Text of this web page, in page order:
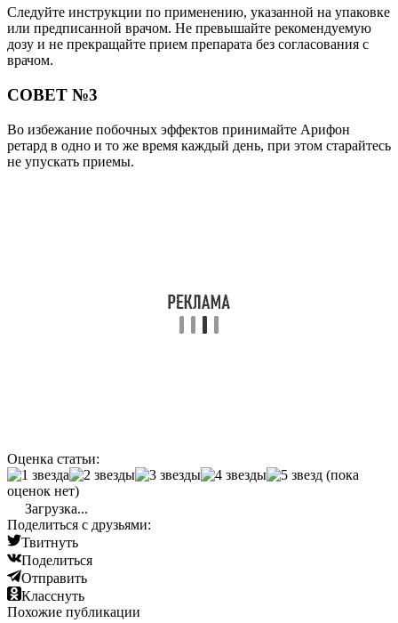
Следуйте инструкции по применению, указанной на упаковке
или предписанной врачом. Не превышайте рекомендуемую
дозу и не прекращайте прием препарата без согласования с
врачом.
СОВЕТ №3
Во избежание побочных эффектов принимайте Арифон
ретард в одно и то же время каждый день, при этом старайтесь
не упускать приемы.
Оценка статьи:
(пока
оценок нет)
Загрузка...
Поделиться с друзьями:
Твитнуть
Поделиться
Отправить
Класснуть
Похожие публикации